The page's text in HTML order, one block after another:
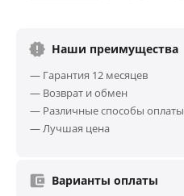
Наши преимущества
— Гарантия 12 месяцев
— Возврат и обмен
— Различные способы оплаты
— Лучшая цена
Варианты оплаты